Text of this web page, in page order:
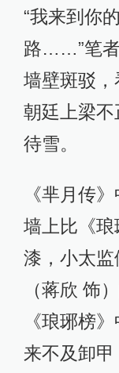
“我来到你
路……”笔者
墙壁斑驳
朝廷上梁
待雪。
《芈月传
墙上比《
漆，小太
（蒋欣 饰
《琅琊榜
来不及卸